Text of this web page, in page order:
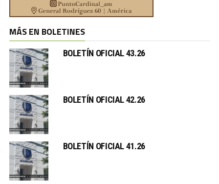
MÁS EN BOLETINES
BOLETÍN OFICIAL 43.26
BOLETÍN OFICIAL 42.26
BOLETÍN OFICIAL 41.26